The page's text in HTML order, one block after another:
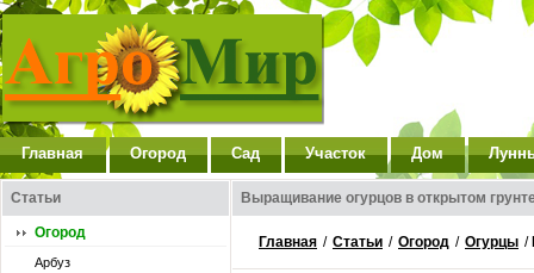
Главная Огород Сад Участок Дом
Статьи
Огород
Арбуз
Выращивание огурцов в открытом
Главная / Статьи / Огород / Огурцы /